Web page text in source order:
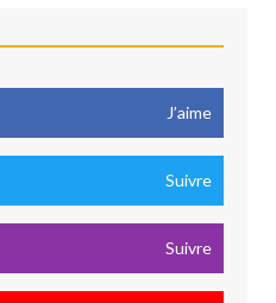
J’aime
Suivre
Suivre